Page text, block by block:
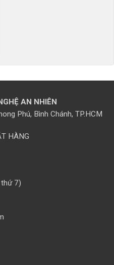
AN NHIÊN
Phú, Bình Chánh, TP.HCM
HÀNG
7)